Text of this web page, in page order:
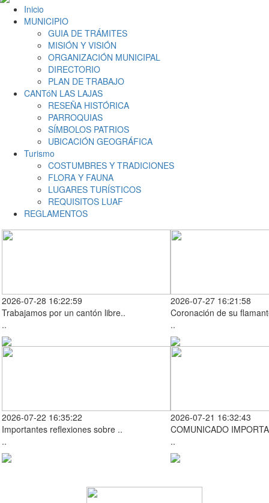
2026-07-28 16:22:59
Trabajamos por un cantón libre..
..
2026-07-27 16:21:58
Coronación de su
..
2026-07-22 16:35:22
Importantes reflexiones sobre ..
..
2026-07-21 16:32:43
COMUNICADO
..